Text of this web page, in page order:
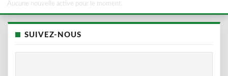
Aucune nouvelle active pour le moment.
SUIVEZ-NOUS